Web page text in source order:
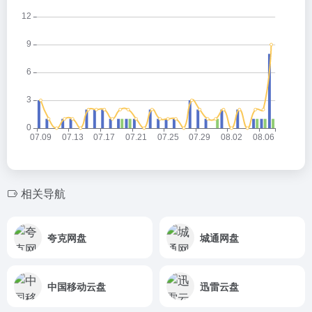
相关导航
夸克网盘 城通网盘
中国移动云盘 迅雷云盘